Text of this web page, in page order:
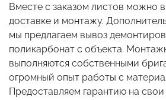
Вместе с заказом листов можно
доставке и монтажу.
мы предлагаем вывоз
поликарбонат с объекта.
выполняются собственными
огромный опыт работы с
Предоставляем гарантию на